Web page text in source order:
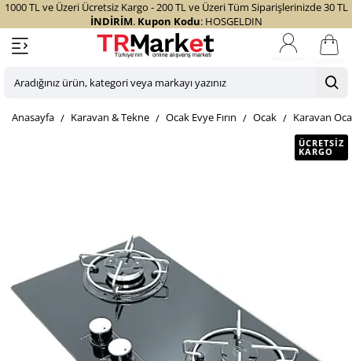
1000 TL ve Üzeri Ücretsiz Kargo - 200 TL ve Üzeri Tüm Siparişlerinizde 30 TL
İNDİRİM. Kupon Kodu: HOSGELDIN
Aradığınız
kategori
homeKaravan & Tekne Ocak Evye Fırın Ocak Karavan
ÜCRETSIZ
KARGO